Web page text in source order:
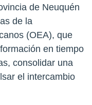
de Neuquén
de la
(OEA), que
en tiempo
consolidar una
el intercambio